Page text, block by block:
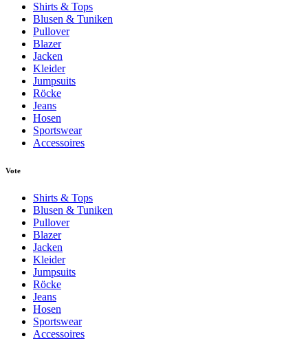
Shirts & Tops
Blusen & Tuniken
Pullover
Blazer
Jacken
Kleider
Jumpsuits
Röcke
Jeans
Hosen
Sportswear
Accessoires
Vote
Shirts & Tops
Blusen & Tuniken
Pullover
Blazer
Jacken
Kleider
Jumpsuits
Röcke
Jeans
Hosen
Sportswear
Accessoires